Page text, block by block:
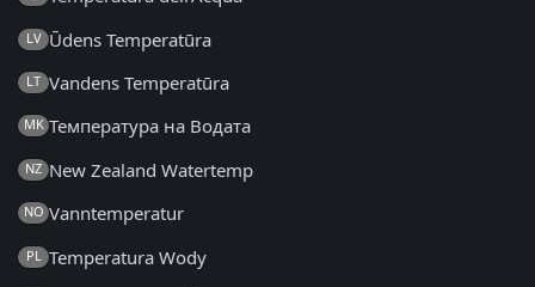
LV Ūdens Temperatūra
LT Vandens Temperatūra
MK Температура на Водата
NZ New Zealand Watertemp
NO Vanntemperatur
PL Temperatura Wody